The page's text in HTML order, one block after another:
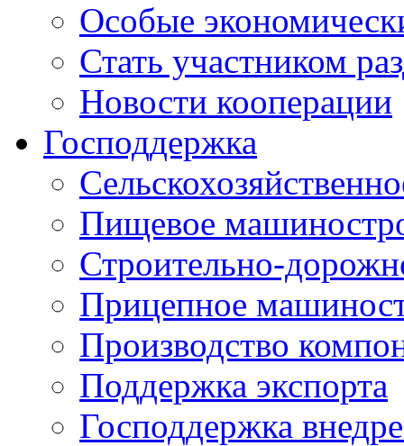
Особые
Стать участником
Новости кооперации
Господдержка
Пищевое
Строительно-
Прицепное
Производство
Поддержка экспорта
Господдержка